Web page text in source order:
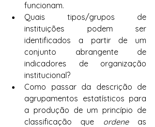
funcionam.
Quais tipos/grupos de
instituições podem ser
identificados a partir de um
conjunto abrangente de
indicadores de organização
institucional?
Como passar da descrição de
agrupamentos estatísticos para
a produção de um princípio de
classificação que ordene as